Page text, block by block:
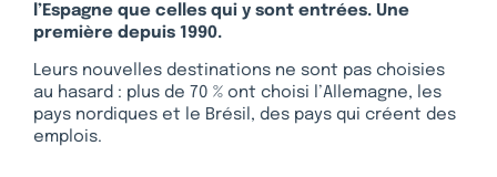
l’Espagne que celles qui y sont entrées. Une
première depuis 1990.
Leurs nouvelles destinations ne sont pas choisies
au hasard : plus de 70 % ont choisi l’Allemagne, les
pays nordiques et le Brésil, des pays qui créent des
emplois.